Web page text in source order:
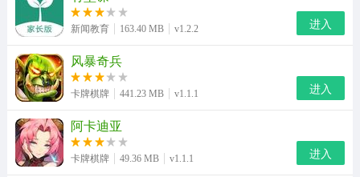
新闻教育 163.40 MB v1.2.2 进入
风暴奇兵
卡牌棋牌 441.23 MB v1.1.1 进入
阿卡迪亚
卡牌棋牌 49.36 MB v1.1.1 进入